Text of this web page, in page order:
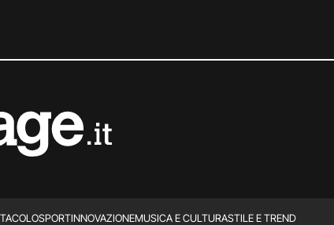
SPORTINNOVAZIONEMUSICA E CULTURASTILE E TREND